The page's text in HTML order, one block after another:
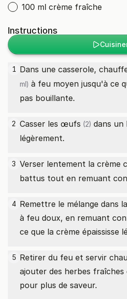
100 ml crème fraîche
Instructions
1 Dans une casserole,
ml) à feu moyen jusqu'à ce
pas bouillante.
2 Casser les œufs (2) dans
légèrement.
3 Verser lentement la crème
battus tout en remuant
4 Remettre le mélange dans
à feu doux, en remuant
ce que la crème épaississe
5 Retirer du feu et servir
ajouter des herbes
pour plus de saveur.